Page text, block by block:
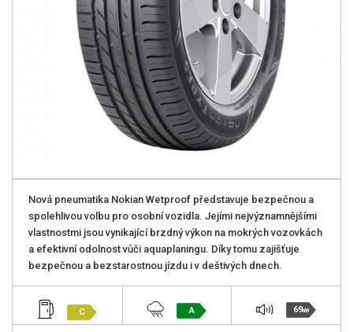
Nová pneumatika Nokian Wetproof představuje bezpečnou a
spolehlivou volbu pro osobní vozidla. Jejími nejvýznamnějšími
vlastnostmi jsou vynikající brzdný výkon na mokrých vozovkách
a efektivní odolnost vůči aquaplaningu. Díky tomu zajišťuje
bezpečnou a bezstarostnou jízdu i v deštivých dnech.
C A 69dB